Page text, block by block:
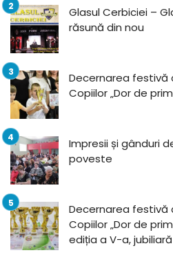
Glasul Cerbiciei –
răsună din nou
Decernarea festivă
Copiilor „Dor de
Impresii și gânduri
poveste
Decernarea festivă
Copiilor „Dor de
ediția a V-a, jubiliară